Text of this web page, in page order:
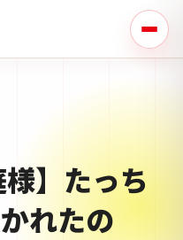
様】たっち
れたの